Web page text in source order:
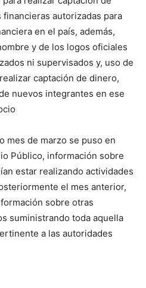
autorizadas para
en el país, además,
y de los logos oficiales
ni supervisados y, uso de
captación de dinero,
nuevos integrantes en ese
mes de marzo se puso en
Público, información sobre
estar realizando actividades
el mes anterior,
sobre otras
suministrando toda aquella
a las autoridades